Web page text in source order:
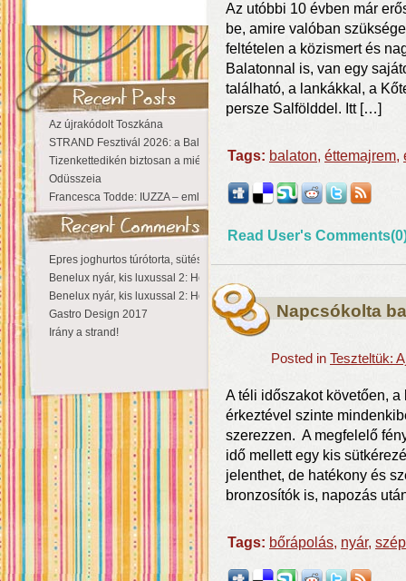
Az újrakódolt Toszkána
STRAND Fesztivál 2026: a Balaton partján a nyár még tart!
Tizenkettedikén biztosan a miénk a Sziget!
Odüsszeia
Francesca Todde: IUZZA – emlékezet, táj és irodalom találkozása a Mai
Epres joghurtos túrótorta, sütés nélkül
Benelux nyár, kis luxussal 2: Hollandia
Benelux nyár, kis luxussal 2: Hollandia
Gastro Design 2017
Irány a strand!
Az utóbbi 10 évben már
be, amire valóban
feltételen a közismert és
Balatonnal is, van egy
található, a lankákkal, a
persze Salfölddel. Itt […]
Tags: balaton, éttemajrem,
Read User's
Napcsókolta
Posted in Teszteltük:
A téli időszakot követően,
érkeztével szinte
szerezzen. A megfelelő
idő mellett egy kis
jelenthet, de hatékony és
bronzosítók is, napozás
Tags: bőrápolás, nyár,